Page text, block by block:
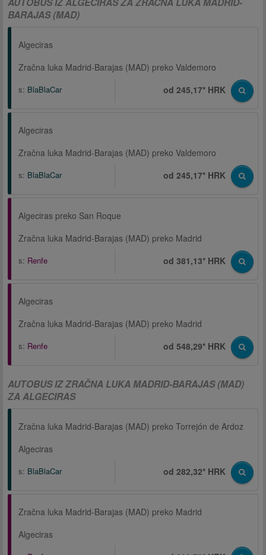
BARAJAS (MAD)
Algeciras
Zračna luka Madrid-Barajas (MAD) preko Valdemoro
s: BlaBlaCar od 245,17* HRK
Algeciras
Zračna luka Madrid-Barajas (MAD) preko Valdemoro
s: BlaBlaCar od 245,17* HRK
Algeciras preko San Roque
Zračna luka Madrid-Barajas (MAD) preko Madrid
s: Renfe od 381,13* HRK
Algeciras
Zračna luka Madrid-Barajas (MAD) preko Madrid
s: Renfe od 548,29* HRK
AUTOBUS IZ ZRAČNA LUKA MADRID-BARAJAS (MAD)
ZA ALGECIRAS
Zračna luka Madrid-Barajas (MAD) preko Torrejón de Ardoz
Algeciras
s: BlaBlaCar od 282,32* HRK
Zračna luka Madrid-Barajas (MAD) preko Madrid
Algeciras